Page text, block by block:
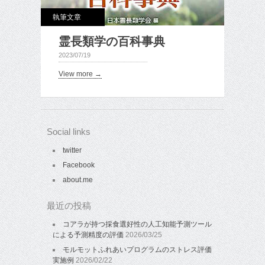
執筆文章
霊長類学の百科事典
2023/07/19
View more →
Social links
twitter
Facebook
about.me
最近の投稿
コアラが持つ採食選好性の人工知能予測ツール
による予測精度の評価 2026/03/25
モルモットふれあいプログラムのストレス評価
実施例 2026/02/22